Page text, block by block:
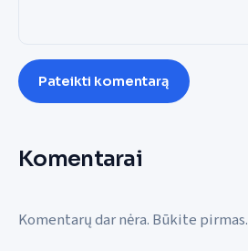
Pateikti komentarą
Komentarai
Komentarų dar nėra. Būkite pirmas.